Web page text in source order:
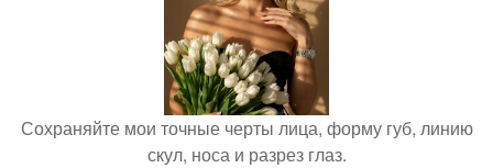
Сохраняйте мои точные черты лица, форму губ, линию
скул, носа и разрез глаз.